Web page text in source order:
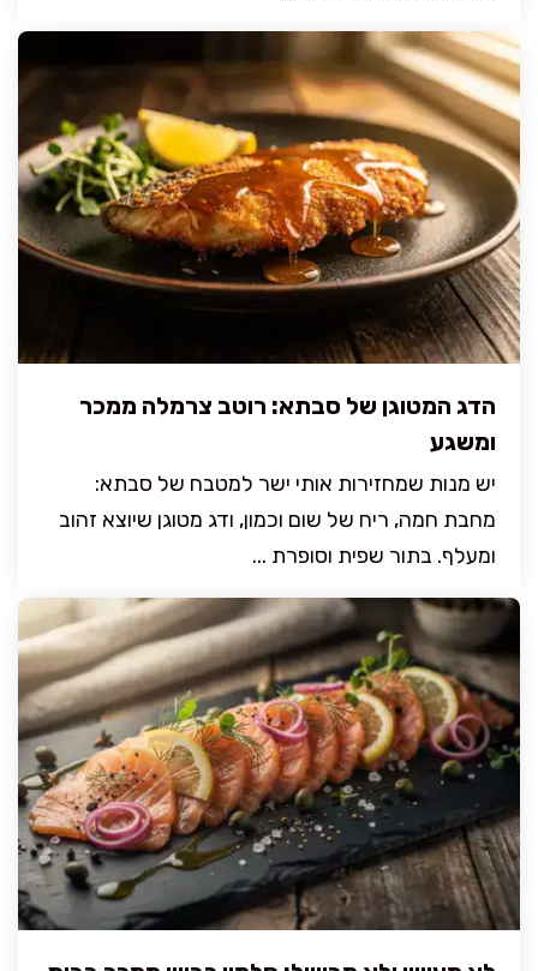
הדג המטוגן של סבתא: רוטב צרמלה ממכר
ומשגע
יש מנות שמחזירות אותי ישר למטבח של סבתא:
מחבת חמה, ריח של שום וכמון, ודג מטוגן שיוצא זהוב
ומעלף. בתור שפית וסופרת ...